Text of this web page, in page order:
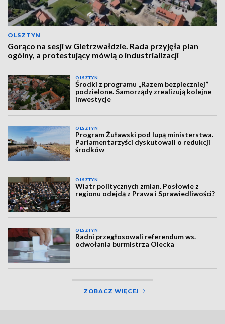
OLSZTYN
Gorąco na sesji w Gietrzwałdzie. Rada przyjęła plan
ogólny, a protestujący mówią o industrializacji
OLSZTYN
Środki z programu „Razem bezpieczniej”
podzielone. Samorządy zrealizują kolejne
inwestycje
OLSZTYN
Program Żuławski pod lupą ministerstwa.
Parlamentarzyści dyskutowali o redukcji
środków
OLSZTYN
Wiatr politycznych zmian. Posłowie z
regionu odejdą z Prawa i Sprawiedliwości?
OLSZTYN
Radni przegłosowali referendum ws.
odwołania burmistrza Olecka
ZOBACZ WIĘCEJ